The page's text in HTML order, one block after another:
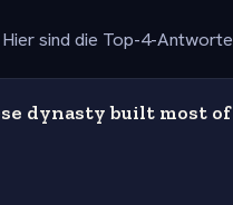
sind die Top-4-
dynasty built most